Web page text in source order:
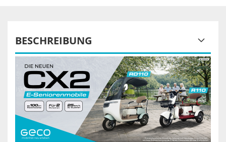
BESCHREIBUNG